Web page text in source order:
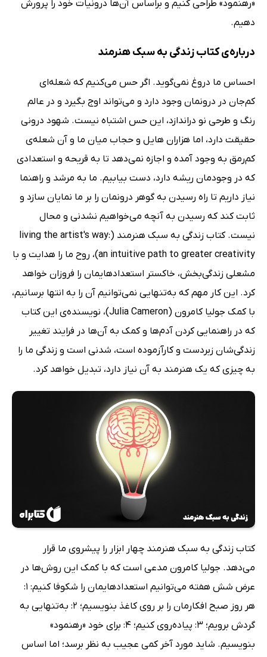
«رهنمود» طراحی کنیم و براساس آن‌ها درونیات خود را پرورش
دهیم.
درباره‌ی کتاب زندگی به سبک هنرمند
احساس ما دروغ نمی‌گوید. اگر حس می‌کنیم که شعله‌ای
کم‌جان در درونمان وجود دارد و می‌تواند اوج بگیرد و در عالم
رنگ و طرحی نو دراندازد، این حس اشتباه نیست. شهود درونی
حقیقت دارد، اما هزاران هایل و حجاب میان ما و آن شعله‌ی
کم‌رمق به وجود آمده و اجازه نمی‌دهد تا به قریحه و استعدادی
که در وجودمان ریشه دارد، دست بیابیم. ما به مرشد و راهنما
نیاز داریم تا راه رسیدن به گوهر درونمان را بر ما نمایان سازد و
ثابت کند که رسیدن به آنچه می‌خواهیم نشدنی و محال
نیست. کتاب زندگی به سبک هنرمند (living the artist's way:
an intuitive path to greater creativity)، روح ما را هدایت و با
مشعلی زندگی‌بخش، خاکستر استعدادهایمان را فروزان خواهد
کرد. این کار مهم که به‌تنهایی نمی‌توانیم آن را به انتها برسانیم،
با کمک جولیا کامرون (Julia Cameron)، نویسنده‌ی این کتاب
که در راهنمایی کردن آدم‌ها و کمک به آن‌ها در فرایند تغییر
زندگی‌شان زبردست و کارآزموده است، شدنی است و زندگی ما را
به چیزی که یک هنرمند به آن نیاز دارد، تبدیل خواهد کرد.
کتاب زندگی به سبک هنرمند چهار ابزار را پیشروی ما قرار
می‌دهد. جولیا کامرون مدعی است که با کمک این روش‌ها در
عرض شش هفته می‌توانیم استعدادهایمان را شکوفا کنیم: 1:
هر روز صبح افکارمان را بر روی کاغذ بنویسیم؛ 2: به‌تنهایی به
گردش برویم؛ 3: پیاده‌روی کنیم؛ 4: برای خود «رهنمود»
بنویسیم. شاید مورد آخر کمی عجیب به نظر برسد؛ اما اساس